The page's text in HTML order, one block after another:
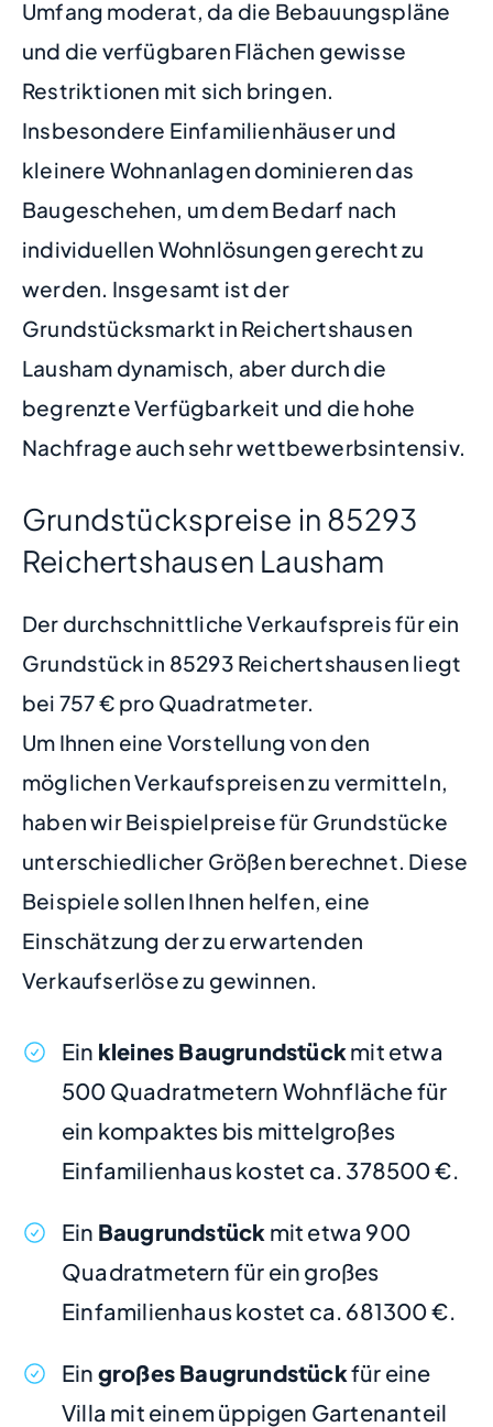
Umfang moderat, da die Bebauungspläne
und die verfügbaren Flächen gewisse
Restriktionen mit sich bringen.
Insbesondere Einfamilienhäuser und
kleinere Wohnanlagen dominieren das
Baugeschehen, um dem Bedarf nach
individuellen Wohnlösungen gerecht zu
werden. Insgesamt ist der
Grundstücksmarkt in Reichertshausen
Lausham dynamisch, aber durch die
begrenzte Verfügbarkeit und die hohe
Nachfrage auch sehr wettbewerbsintensiv.
Grundstückspreise in 85293
Reichertshausen Lausham
Der durchschnittliche Verkaufspreis für ein
Grundstück in 85293 Reichertshausen liegt
bei 757 € pro Quadratmeter.
Um Ihnen eine Vorstellung von den
möglichen Verkaufspreisen zu vermitteln,
haben wir Beispielpreise für Grundstücke
unterschiedlicher Größen berechnet. Diese
Beispiele sollen Ihnen helfen, eine
Einschätzung der zu erwartenden
Verkaufserlöse zu gewinnen.
Ein kleines Baugrundstückmit etwa
500 Quadratmetern Wohnfläche für
ein kompaktes bis mittelgroßes
Einfamilienhaus kostet ca. 378500 €.
Ein Baugrundstück mit etwa 900
Quadratmetern für ein großes
Einfamilienhaus kostet ca. 681300 €.
Ein großes Baugrundstückfür eine
Villa mit einem üppigen Gartenanteil